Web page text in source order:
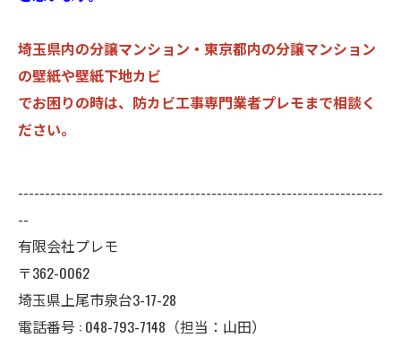
埼玉県内の分譲マンション・東京都内の分譲マンション
の壁紙や壁紙下地カビ
でお困りの時は、防カビ工事専門業者プレモまで相談く
ださい。
--------------------------------------------------------------------
--
有限会社プレモ
〒362-0062
埼玉県上尾市泉台3-17-28
電話番号 : 048-793-7148（担当：山田）